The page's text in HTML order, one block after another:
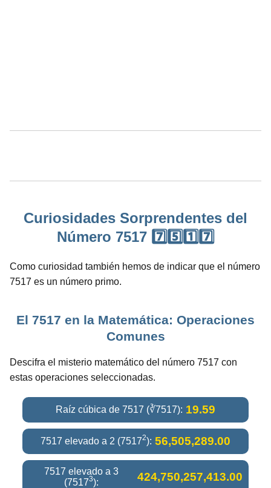
Curiosidades Sorprendentes del
Número 7517 7️⃣5️⃣1️⃣7️⃣
Como curiosidad también hemos de indicar que el número
7517 es un número primo.
El 7517 en la Matemática: Operaciones
Comunes
Descifra el misterio matemático del número 7517 con
estas operaciones seleccionadas.
Raíz cúbica de 7517 (∛7517): 19.59
7517 elevado a 2 (75172): 56,505,289.00
7517 elevado a 3
(75173): 424,750,257,413.00